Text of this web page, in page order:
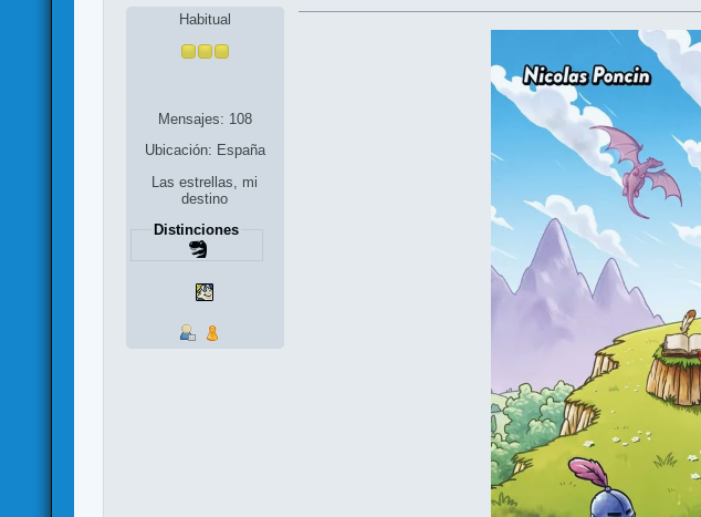
Habitual
Mensajes: 108
Ubicación: España
Las estrellas, mi
destino
Distinciones